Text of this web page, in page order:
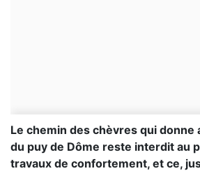
Le chemin des chèvres qui donne
du puy de Dôme reste interdit au
travaux de confortement, et ce,